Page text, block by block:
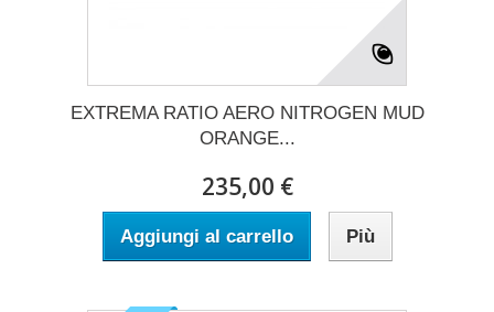
EXTREMA RATIO AERO NITROGEN MUD
ORANGE...
235,00 €
Aggiungi al carrello Più